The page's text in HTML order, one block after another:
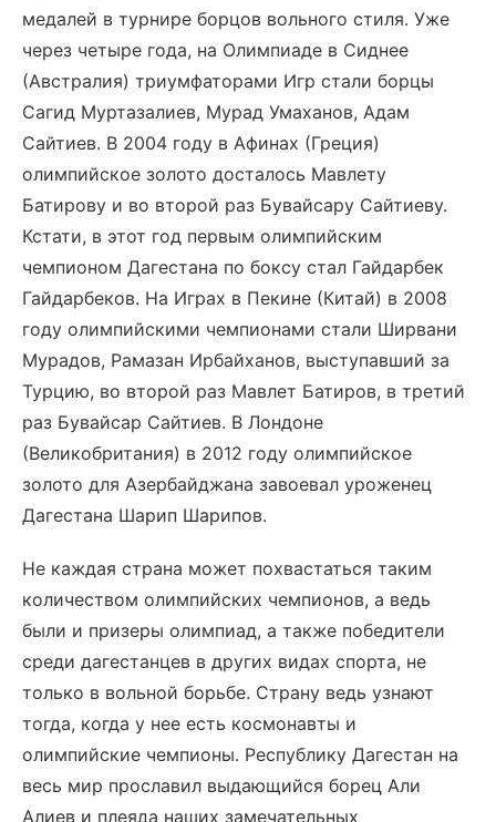
медалей в турнире борцов вольного стиля. Уже
через четыре года, на Олимпиаде в Сиднее
(Австралия) триумфаторами Игр стали борцы
Сагид Муртазалиев, Мурад Умаханов, Адам
Сайтиев. В 2004 году в Афинах (Греция)
олимпийское золото досталось Мавлету
Батирову и во второй раз Бувайсару Сайтиеву.
Кстати, в этот год первым олимпийским
чемпионом Дагестана по боксу стал Гайдарбек
Гайдарбеков. На Играх в Пекине (Китай) в 2008
году олимпийскими чемпионами стали Ширвани
Мурадов, Рамазан Ирбайханов, выступавший за
Турцию, во второй раз Мавлет Батиров, в третий
раз Бувайсар Сайтиев. В Лондоне
(Великобритания) в 2012 году олимпийское
золото для Азербайджана завоевал уроженец
Дагестана Шарип Шарипов.
Не каждая страна может похвастаться таким
количеством олимпийских чемпионов, а ведь
были и призеры олимпиад, а также победители
среди дагестанцев в других видах спорта, не
только в вольной борьбе. Страну ведь узнают
тогда, когда у нее есть космонавты и
олимпийские чемпионы. Республику Дагестан на
весь мир прославил выдающийся борец Али
Алиев и плеяда наших замечательных